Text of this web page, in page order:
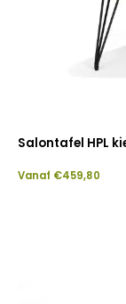
Salontafel HPL
Vanaf €459,80